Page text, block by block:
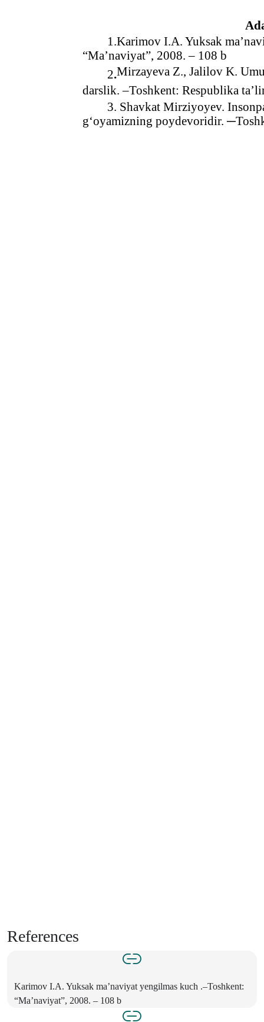
1.Karimov I.A. Yuksak
“Ma’naviyat”, 2008. – 108 b
2.Mirzayeva Z., Jalilov K.
darslik. –Toshkent: Respublika
3. Shavkat Mirziyoyev.
g‘oyamizning poydevoridir.
References
Karimov I.A. Yuksak ma’naviyat yengilmas kuch .–Toshkent:
“Ma’naviyat”, 2008. – 108 b